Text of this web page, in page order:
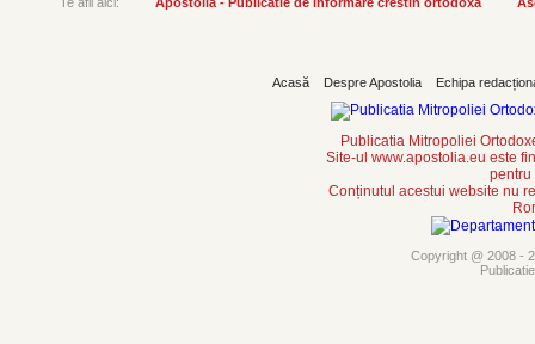
Acasă Despre Apostolia Echipa
Publicatia Mitropoliei
Site-ul www.apostolia.eu este
pentru
Conținutul acestui website nu
Copyright @ 2008 -